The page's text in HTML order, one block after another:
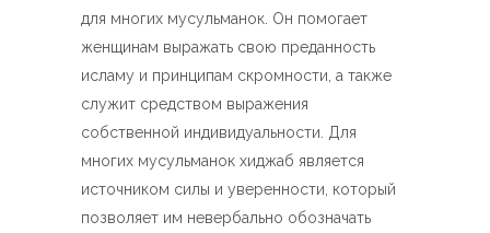
для многих мусульманок. Он помогает
женщинам выражать свою преданность
исламу и принципам скромности, а также
служит средством выражения
собственной индивидуальности. Для
многих мусульманок хиджаб является
источником силы и уверенности, который
позволяет им невербально обозначать